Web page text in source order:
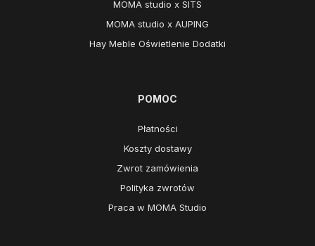
MOMA studio x SITS
MOMA studio x AUPING
Hay Meble Oświetlenie Dodatki
POMOC
Płatności
Koszty dostawy
Zwrot zamówienia
Polityka zwrotów
Praca w MOMA Studio